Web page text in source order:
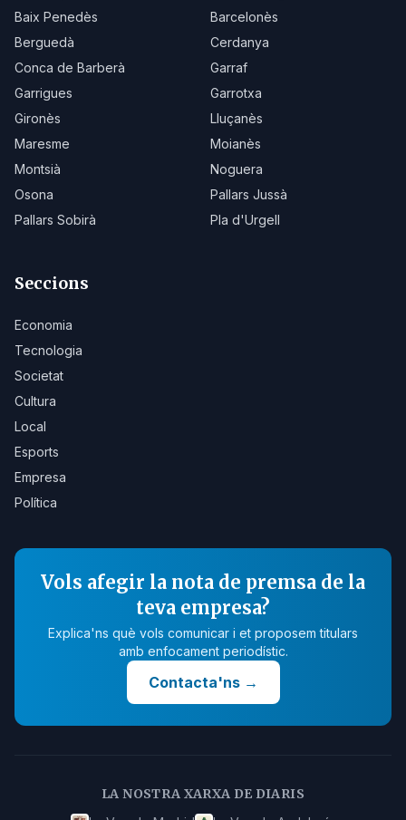
Baix Penedès
Barcelonès
Berguedà
Cerdanya
Conca de Barberà
Garraf
Garrigues
Garrotxa
Gironès
Lluçanès
Maresme
Moianès
Montsià
Noguera
Osona
Pallars Jussà
Pallars Sobirà
Pla d'Urgell
Seccions
Economia
Tecnologia
Societat
Cultura
Local
Esports
Empresa
Política
Vols afegir la nota de premsa de la
teva empresa?
Explica'ns què vols comunicar i et proposem titulars
amb enfocament periodístic.
Contacta'ns→
LA NOSTRA XARXA DE DIARIS